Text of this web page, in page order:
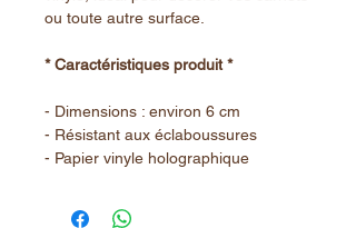
ou toute autre surface.
* Caractéristiques produit *
- Dimensions : environ 6 cm
- Résistant aux éclaboussures
- Papier vinyle holographique